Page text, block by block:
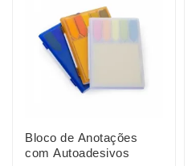
Bloco de Anotações
com Autoadesivos